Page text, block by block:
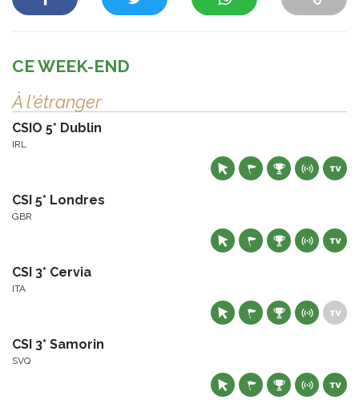
CE WEEK-END
À l'étranger
CSIO 5* Dublin
IRL
CSI 5* Londres
GBR
CSI 3* Cervia
ITA
CSI 3* Samorin
SVQ